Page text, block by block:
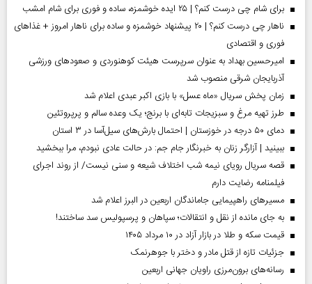
برای شام چی درست کنم؟ | ۲۵ ایده خوشمزه، ساده و فوری برای شام امشب
ناهار چی درست کنم؟ | ۲۰ پیشنهاد خوشمزه و ساده برای ناهار امروز + غذاهای
فوری و اقتصادی
امیرحسین بهداد به عنوان سرپرست هیئت کوهنوردی و صعودهای ورزشی
آذربایجان شرقی منصوب شد
زمان پخش سریال «ماه عسل» با بازی اکبر عبدی اعلام شد
طرز تهیه مرغ و سبزیجات تابه‌ای با برنج؛ یک وعده سالم و پرپروتئین
دمای ۵۰ درجه در خوزستان | احتمال بارش‌های سیل‌آسا در ۳ استان
ببینید | آزارگر زنان به خبرنگار جام جم: در حالت عادی نبودم، مرا ببخشید
قصه سریال رویای نیمه شب اختلاف شیعه و سنی نیست/ از روند اجرای
فیلمنامه رضایت دارم
مسیر‌های راهپیمایی جاماندگان اربعین در البرز اعلام شد
به جای مانده از نقل و انتقالات؛ سپاهان و پرسپولیس سد ساختند!
قیمت سکه و طلا در بازار آزاد در ۱۰ مرداد ۱۴۰۵
جزئیات تازه از قتل مادر و دختر با جوهرنمک
رسانه‌های برون‌مرزی راویان جهانی اربعین